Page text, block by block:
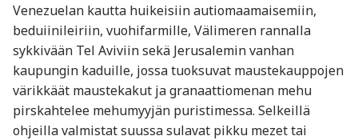
Venezuelan kautta huikeisiin autiomaamaisemiin,
beduiinileiriin, vuohifarmille, Välimeren rannalla
sykkivään Tel Aviviin sekä Jerusalemin vanhan
kaupungin kaduille, jossa tuoksuvat maustekauppojen
värikkäät maustekakut ja granaattiomenan mehu
pirskahtelee mehumyyjän puristimessa. Selkeillä
ohjeilla valmistat suussa sulavat pikku mezet tai